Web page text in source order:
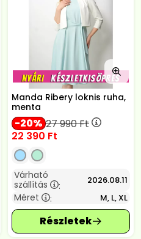
Manda Ribery loknis ruha,
menta
20 27 990Ft
22 390 Ft
Várható
szállítás
: 2026.08.11
Méret : M, L, XL